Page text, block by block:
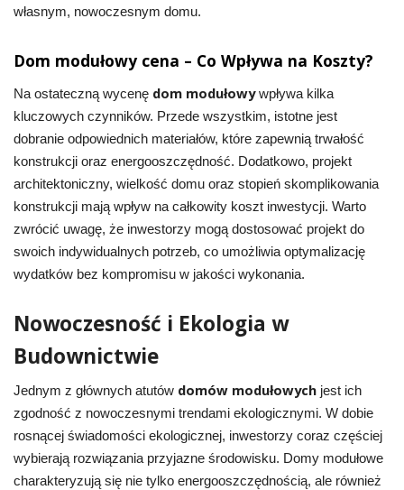
własnym, nowoczesnym domu.
Dom modułowy cena – Co Wpływa na Koszty?
Na ostateczną wycenę dom modułowywpływa kilka
kluczowych czynników. Przede wszystkim, istotne jest
dobranie odpowiednich materiałów, które zapewnią trwałość
konstrukcji oraz energooszczędność. Dodatkowo, projekt
architektoniczny, wielkość domu oraz stopień skomplikowania
konstrukcji mają wpływ na całkowity koszt inwestycji. Warto
zwrócić uwagę, że inwestorzy mogą dostosować projekt do
swoich indywidualnych potrzeb, co umożliwia optymalizację
wydatków bez kompromisu w jakości wykonania.
Nowoczesność i Ekologia w
Budownictwie
Jednym z głównych atutów domów modułowychjest ich
zgodność z nowoczesnymi trendami ekologicznymi. W dobie
rosnącej świadomości ekologicznej, inwestorzy coraz częściej
wybierają rozwiązania przyjazne środowisku. Domy modułowe
charakteryzują się nie tylko energooszczędnością, ale również